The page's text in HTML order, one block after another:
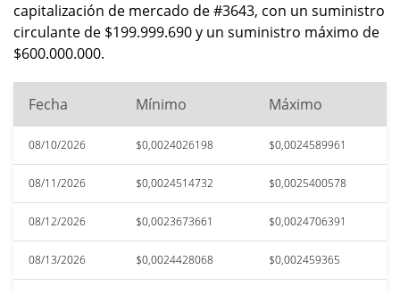
capitalización de mercado de #3643, con un suministro
circulante de $199.999.690 y un suministro máximo de
$600.000.000.
Fecha Mínimo Máximo
08/10/2026 $0,0024026198 $0,0024589961
08/11/2026 $0,0024514732 $0,0025400578
08/12/2026 $0,0023673661 $0,0024706391
08/13/2026 $0,0024428068 $0,002459365